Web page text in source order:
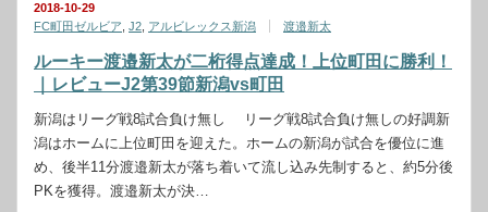
2018-10-29
FC町田ゼルビア J2 アルビレックス新潟 渡邉新太
ルーキー渡邉新太が二桁得点達成！上位町田に勝利！
｜レビューJ2第39節新潟vs町田
新潟はリーグ戦8試合負け無し リーグ戦8試合負け無しの好調新
潟はホームに上位町田を迎えた。ホームの新潟が試合を優位に進
め、後半11分渡邉新太が落ち着いて流し込み先制すると、約5分後
PKを獲得。渡邉新太が決…